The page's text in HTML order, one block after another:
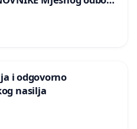
i odgovorno
nasilja